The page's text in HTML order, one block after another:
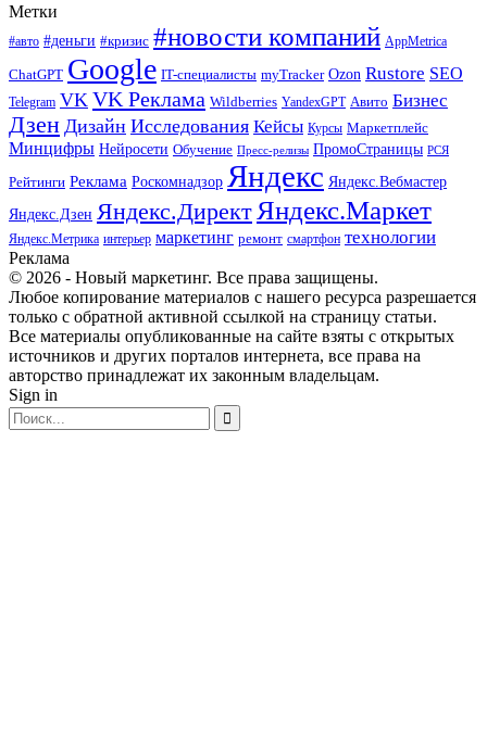
Метки
#авто #деньги #кризис #новости компаний AppMetrica
ChatGPT Google IT-специалисты myTracker Ozon Rustore SEO
Telegram VK VK Реклама Wildberries YandexGPT Авито Бизнес
Дзен Дизайн Исследования Кейсы Курсы Маркетплейс
Минцифры Нейросети Обучение Пресс-релизы ПромоСтраницы РСЯ
Рейтинги Реклама Роскомнадзор Яндекс Яндекс.Вебмастер
Яндекс.Дзен Яндекс.ДиректЯндекс.Маркет
Яндекс.Метрика интерьер маркетинг ремонт смартфон технологии
Реклама
© 2026 - Новый маркетинг. Все права защищены.
Любое копирование материалов с нашего ресурса разрешается
только с обратной активной ссылкой на страницу статьи.
Все материалы опубликованные на сайте взяты с открытых
источников и других порталов интернета, все права на
авторство принадлежат их законным владельцам.
Sign in